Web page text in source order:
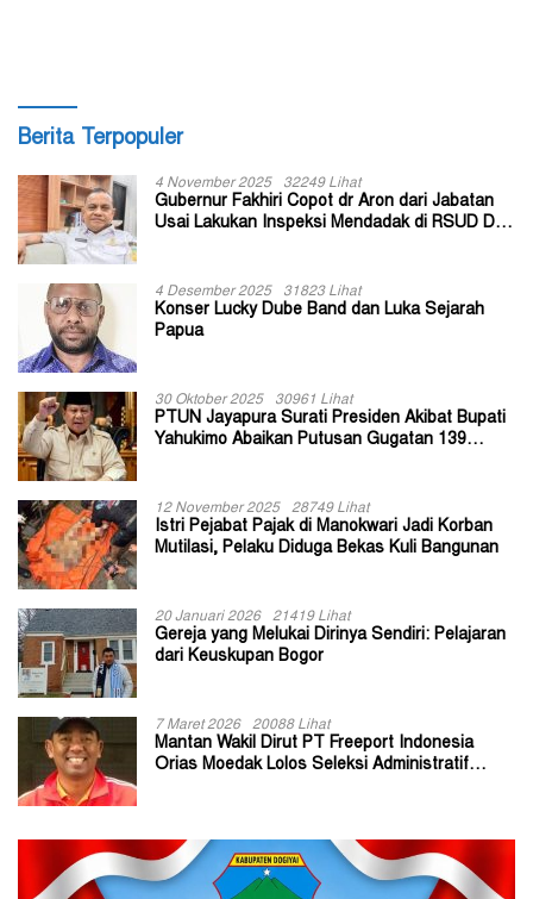
Berita Terpopuler
4 November 2025 32249 Lihat
Gubernur Fakhiri Copot dr Aron dari Jabatan
Usai Lakukan Inspeksi Mendadak di RSUD Dok
4 Desember 2025 31823 Lihat
Konser Lucky Dube Band dan Luka Sejarah
Papua
30 Oktober 2025 30961 Lihat
PTUN Jayapura Surati Presiden Akibat Bupati
Yahukimo Abaikan Putusan Gugatan 139
12 November 2025 28749 Lihat
Istri Pejabat Pajak di Manokwari Jadi Korban
Mutilasi, Pelaku Diduga Bekas Kuli Bangunan
20 Januari 2026 21419 Lihat
Gereja yang Melukai Dirinya Sendiri: Pelajaran
dari Keuskupan Bogor
7 Maret 2026 20088 Lihat
Mantan Wakil Dirut PT Freeport Indonesia
Orias Moedak Lolos Seleksi Administratif